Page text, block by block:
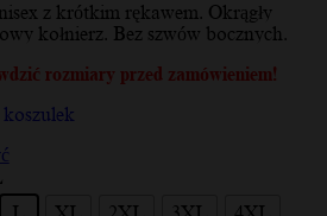
z krótkim rękawem. Okrągły
kołnierz. Bez szwów bocznych.
rozmiary przed zamówieniem!